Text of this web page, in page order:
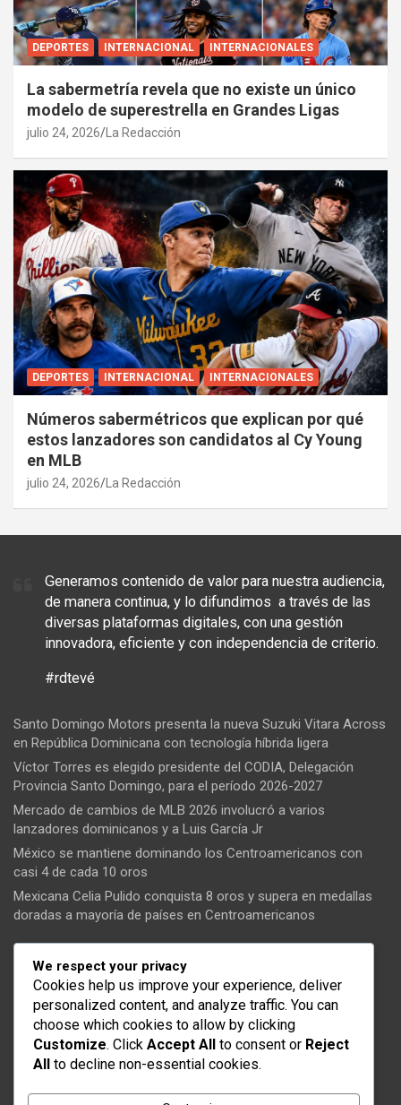
DEPORTES INTERNACIONAL INTERNACIONALES
La sabermetría revela que no existe un único
modelo de superestrella en Grandes Ligas
julio 24, 2026 La Redacción
DEPORTES INTERNACIONAL INTERNACIONALES
Números sabermétricos que explican por qué
estos lanzadores son candidatos al Cy Young
en MLB
julio 24, 2026 La Redacción
Generamos contenido de valor para nuestra audiencia,
de manera continua, y lo difundimos a través de las
diversas plataformas digitales, con una gestión
innovadora, eficiente y con independencia de criterio.
#rdtevé
Santo Domingo Motors presenta la nueva Suzuki Vitara Across
en República Dominicana con tecnología híbrida ligera
Víctor Torres es elegido presidente del CODIA, Delegación
Provincia Santo Domingo, para el período 2026-2027
Mercado de cambios de MLB 2026 involucró a varios
lanzadores dominicanos y a Luis García Jr
México se mantiene dominando los Centroamericanos con
casi 4 de cada 10 oros
Mexicana Celia Pulido conquista 8 oros y supera en medallas
doradas a mayoría de países en Centroamericanos
Tendencias
Santo Domingo Oeste
Manoguayabo
Ministerio Público
INAP
Grandes Ligas
We respect your privacy
Cookies help us improve your experience, deliver
personalized content, and analyze traffic. You can
choose which cookies to allow by clicking
Customize. Click Accept All to consent or Reject
All to decline non-essential cookies.